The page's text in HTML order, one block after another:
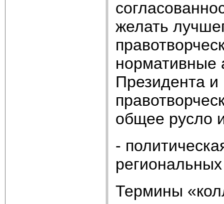
желать
нормативные
Президента и
общее русло
-
Термины